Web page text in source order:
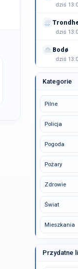
dziś
dziś
Bodø
dziś
Kategorie
Pilne
Policja
Pogoda
Pożary
Zdrowie
Świat
Mieszkania
Przydatne